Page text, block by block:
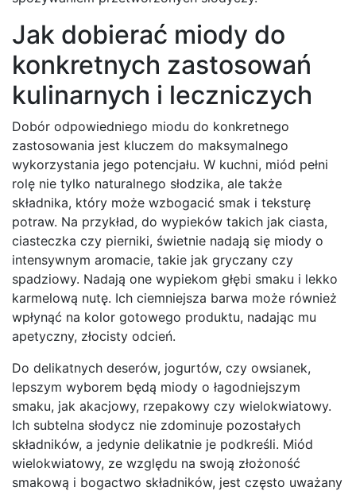
Jak dobierać miody do
konkretnych zastosowań
kulinarnych i leczniczych
Dobór odpowiedniego miodu do konkretnego
zastosowania jest kluczem do maksymalnego
wykorzystania jego potencjału. W kuchni, miód pełni
rolę nie tylko naturalnego słodzika, ale także
składnika, który może wzbogacić smak i teksturę
potraw. Na przykład, do wypieków takich jak ciasta,
ciasteczka czy pierniki, świetnie nadają się miody o
intensywnym aromacie, takie jak gryczany czy
spadziowy. Nadają one wypiekom głębi smaku i lekko
karmelową nutę. Ich ciemniejsza barwa może również
wpłynąć na kolor gotowego produktu, nadając mu
apetyczny, złocisty odcień.
Do delikatnych deserów, jogurtów, czy owsianek,
lepszym wyborem będą miody o łagodniejszym
smaku, jak akacjowy, rzepakowy czy wielokwiatowy.
Ich subtelna słodycz nie zdominuje pozostałych
składników, a jedynie delikatnie je podkreśli. Miód
wielokwiatowy, ze względu na swoją złożoność
smakową i bogactwo składników, jest często uważany